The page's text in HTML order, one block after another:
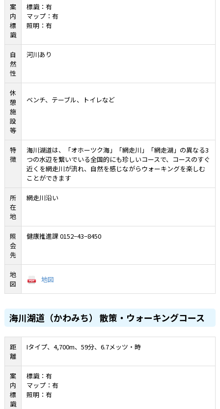
案
内
標
識
標識：有
マップ：有
照明：有
自
然
性
河川あり
休
憩
施
設
等
ベンチ、テーブル、トイレなど
特
徴
海川湖道は、「オホーツク海」「網走川」「網走湖」の異なる3
つの水辺を繋いでいる全国的にも珍しいコースで、コースのすぐ
近くを網走川が流れ、自然を感じながらウォーキングを楽しむ
ことができます
所
在
地
網走川沿い
照
会
先
健康推進課0152−43−8450
地
図
地図
海川湖道（かわみち） 散策・ウォーキングコース
距
離
Iタイプ、4,700m、59分、6.7メッツ・時
案
内
標
識
標識：有
マップ：有
照明：有